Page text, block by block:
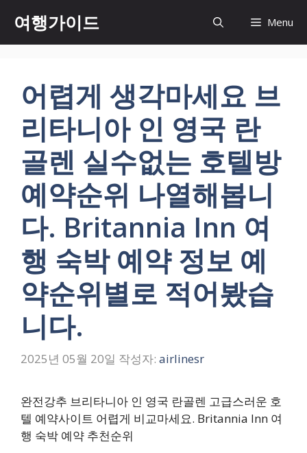
츠
여행가이드 Menu
어렵게 생각마세요 브
리타니아 인 영국 란
골렌 실수없는 호텔방
예약순위 나열해봅니
다. Britannia Inn 여
행 숙박 예약 정보 예
약순위별로 적어봤습
니다.
2025년 05월 20일 작성자: airlinesr
완전강추 브리타니아 인 영국 란골렌 고급스러운 호
텔 예약사이트 어렵게 비교마세요. Britannia Inn 여
행 숙박 예약 추천순위